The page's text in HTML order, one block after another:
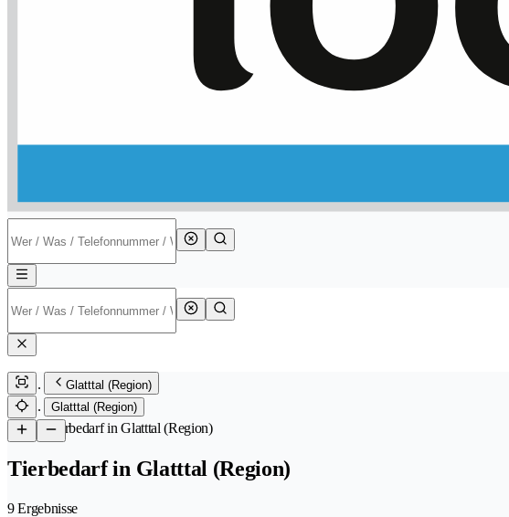
Glatttal (Region)
Glatttal (Region)
/Tierbedarf in Glatttal (Region)
Tierbedarf in Glatttal (Region)
9 Ergebnisse